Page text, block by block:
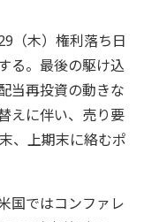
（木）権利落ち日
る。最後の駆け込
当再投資の動きな
えに伴い、売り要
、上期末に絡むポ
国ではコンファレ